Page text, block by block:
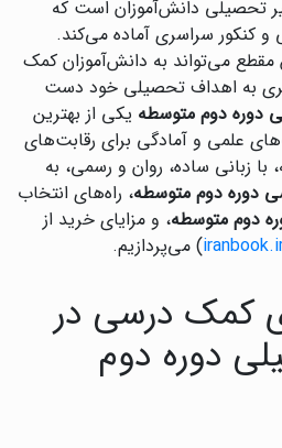
تحصیلی دانش‌آموزان است که
و کنکور سراسری آماده می‌کند.
مقطع می‌تواند به دانش‌آموزان کمک
به اهداف تحصیلی خود دست
دوره دوم متوسطه یکی از بهترین
علمی و آمادگی برای رقابت‌های
زبانی ساده، روان و رسمی، به
دوره دوم متوسطه، راه‌های انتخاب
دوم متوسطه، و مزایای خرید از
) می‌پردازیم.
کمک درسی در
دوره دوم